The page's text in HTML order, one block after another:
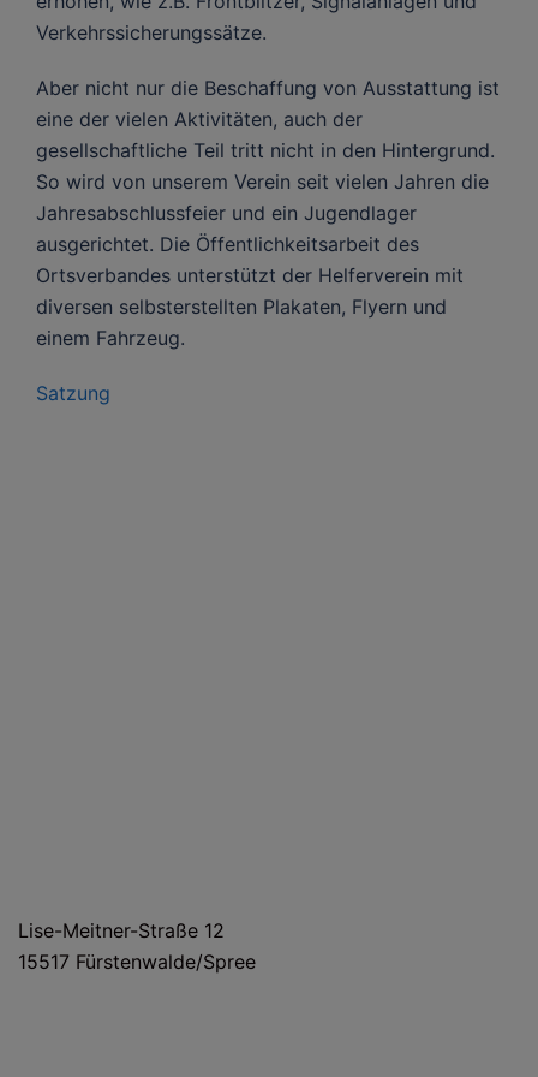
Verkehrssicherungssätze.
Aber nicht nur die Beschaffung von Ausstattung ist
eine der vielen Aktivitäten, auch der
gesellschaftliche Teil tritt nicht in den Hintergrund.
So wird von unserem Verein seit vielen Jahren die
Jahresabschlussfeier und ein Jugendlager
ausgerichtet. Die Öffentlichkeitsarbeit des
Ortsverbandes unterstützt der Helferverein mit
diversen selbsterstellten Plakaten, Flyern und
einem Fahrzeug.
Satzung
Lise-Meitner-Straße 12
15517 Fürstenwalde/Spree